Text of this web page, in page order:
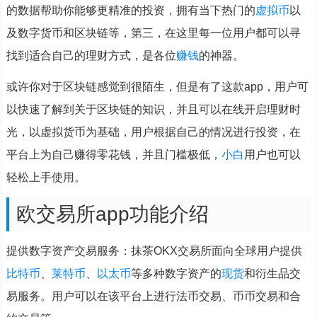
的数据帮助你能够更精准的投资，拥有当下热门的虚拟币 以
及数字货币和区块链等，第三，在这里每一位用户都可以寻
找到适合自己的理财方式，是各位赚钱的神器。
或许你对于区块链感觉到很陌生，但是有了这款app，用户可
以快速了解到关于区块链的知识，并且可以在线开启理财时
光，以虚拟货币为基础，用户根据自己的情况进行投资，在
平台上为自己赚得零花钱，并且门槛极低， 小白 用户也可以
轻松上手使用。
欧交易所app功能介绍
提供数字资产交易服务：抹茶OKX交易所面向全球用户提供
比特币
莱特币 以太币等多种数字资产的现货和衍生品交
易服务。用户可以在该平台上进行法币交易、币币交易和合